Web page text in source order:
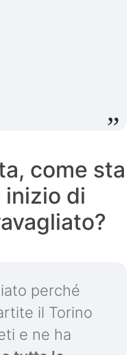
come sta
di
perché
il Torino
e ne ha